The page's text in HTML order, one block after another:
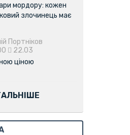
мордору: кожен
злочинець має
Портніков
22.03
ціною